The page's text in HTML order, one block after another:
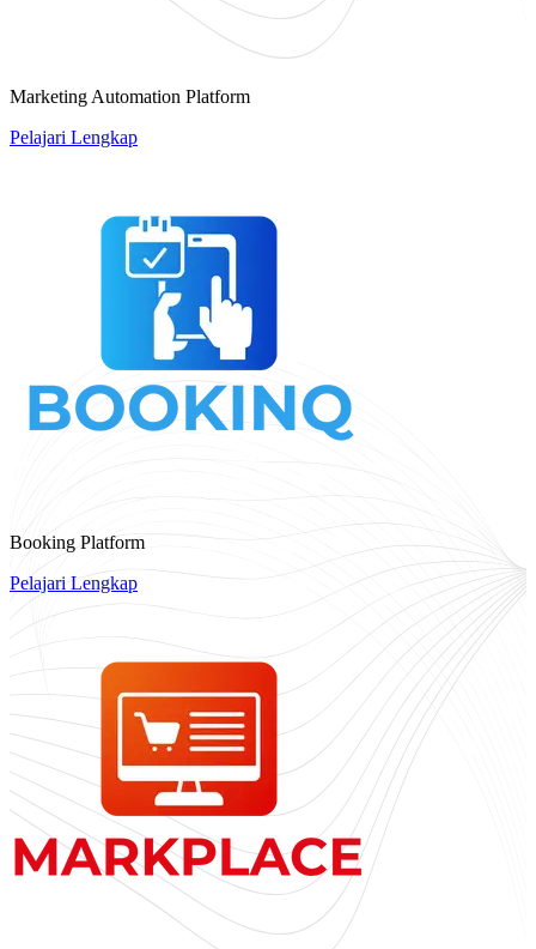
Marketing Automation Platform
Pelajari Lengkap
Booking Platform
Pelajari Lengkap